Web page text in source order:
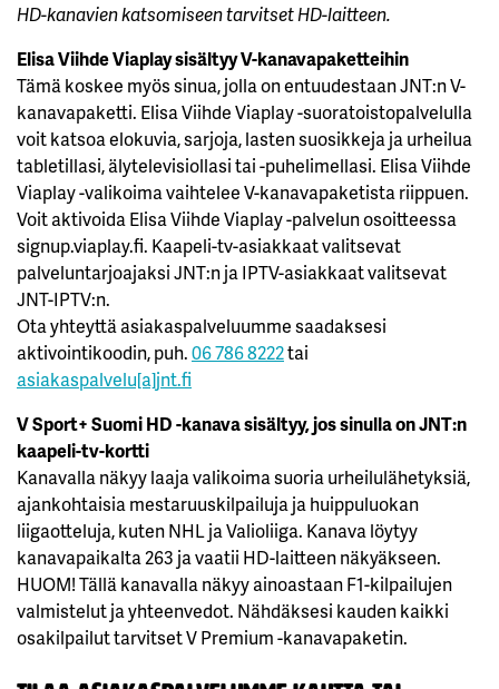
HD-kanavien katsomiseen tarvitset HD-laitteen.
Elisa Viihde Viaplay sisältyy V-kanavapaketteihin
Tämä koskee myös sinua, jolla on entuudestaan JNT:n V-
kanavapaketti. Elisa Viihde Viaplay -suoratoistopalvelulla
voit katsoa elokuvia, sarjoja, lasten suosikkeja ja urheilua
tabletillasi, älytelevisiollasi tai -puhelimellasi. Elisa Viihde
Viaplay -valikoima vaihtelee V-kanavapaketista riippuen.
Voit aktivoida Elisa Viihde Viaplay -palvelun osoitteessa
signup.viaplay.fi. Kaapeli-tv-asiakkaat valitsevat
palveluntarjoajaksi JNT:n ja IPTV-asiakkaat valitsevat
JNT-IPTV:n.
Ota yhteyttä asiakaspalveluumme saadaksesi
aktivointikoodin, puh.06 786 8222tai
asiakaspalvelu[a]jnt.fi
V Sport+ Suomi HD -kanava sisältyy, jos sinulla on JNT:n
kaapeli-tv-kortti
Kanavalla näkyy laaja valikoima suoria urheilulähetyksiä,
ajankohtaisia mestaruuskilpailuja ja huippuluokan
liigaotteluja, kuten NHL ja Valioliiga. Kanava löytyy
kanavapaikalta 263 ja vaatii HD-laitteen näkyäkseen.
HUOM! Tällä kanavalla näkyy ainoastaan F1-kilpailujen
valmistelut ja yhteenvedot. Nähdäksesi kauden kaikki
osakilpailut tarvitset V Premium -kanavapaketin.